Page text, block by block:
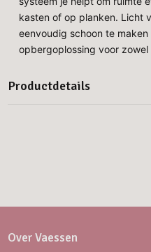
kasten of op planken. Licht
eenvoudig schoon te
opbergoplossing voor
Productdetails
Over Vaessen